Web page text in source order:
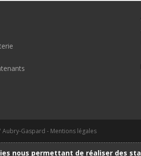
Aubry-Gaspard - Mentions légales
nous permettant de réaliser des